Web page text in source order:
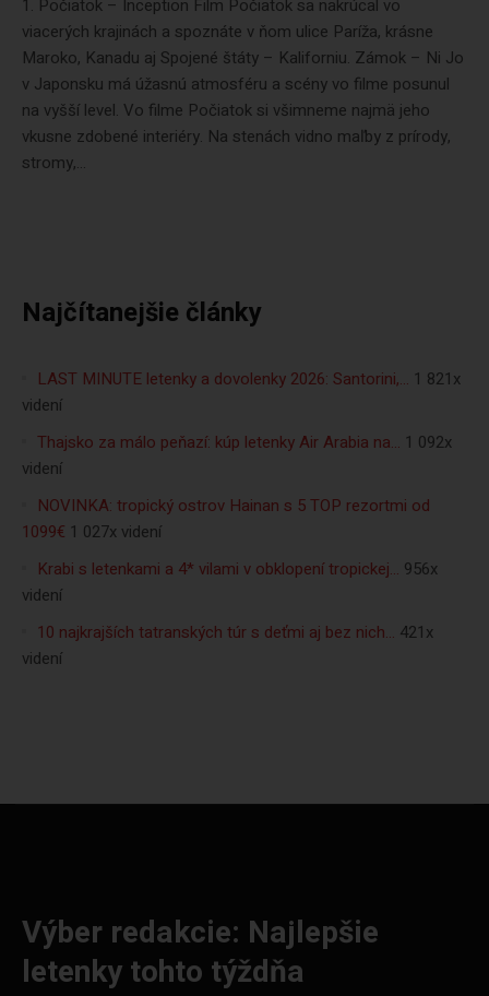
1. Počiatok – Inception Film Počiatok sa nakrúcal vo
viacerých krajinách a spoznáte v ňom ulice Paríža, krásne
Maroko, Kanadu aj Spojené štáty – Kaliforniu. Zámok – Ni Jo
v Japonsku má úžasnú atmosféru a scény vo filme posunul
na vyšší level. Vo filme Počiatok si všimneme najmä jeho
vkusne zdobené interiéry. Na stenách vidno maľby z prírody,
stromy,...
Najčítanejšie články
LAST MINUTE letenky a dovolenky 2026: Santorini,… 1 821x
videní
Thajsko za málo peňazí: kúp letenky Air Arabia na… 1 092x
videní
NOVINKA: tropický ostrov Hainan s 5 TOP rezortmi od
1099€ 1 027x videní
Krabi s letenkami a 4* vilami v obklopení tropickej… 956x
videní
10 najkrajších tatranských túr s deťmi aj bez nich… 421x
videní
Výber redakcie: Najlepšie
letenky tohto týždňa